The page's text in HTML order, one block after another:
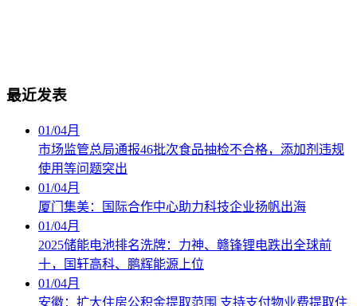
最近发表
01/04月
市场监管总局通报46批次食品抽检不合格，添加剂违规
使用等问题突出
01/04月
厦门集美：国际合作中心助力科技企业扬帆出海
01/04月
2025储能电池排名洗牌：力神、赣锋锂电跌出全球前
十，国轩高科、鹏辉能源上位
01/04月
安徽：扩大住房公积金提取范围 支持支付物业费提取住